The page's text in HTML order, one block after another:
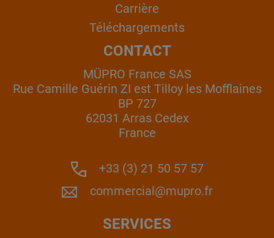
Carrière
Téléchargements
CONTACT
MÜPRO France SAS
Rue Camille Guérin ZI est Tilloy les Mofflaines
BP 727
62031 Arras Cedex
France
+33 (3) 21 50 57 57
commercial@mupro.fr
SERVICES